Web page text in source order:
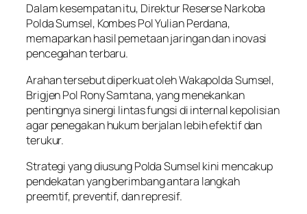
Dalam kesempatan itu, Direktur Reserse Narkoba
Polda Sumsel, Kombes Pol Yulian Perdana,
memaparkan hasil pemetaan jaringan dan inovasi
pencegahan terbaru.
Arahan tersebut diperkuat oleh Wakapolda Sumsel,
Brigjen Pol Rony Samtana, yang menekankan
pentingnya sinergi lintas fungsi di internal kepolisian
agar penegakan hukum berjalan lebih efektif dan
terukur.
Strategi yang diusung Polda Sumsel kini mencakup
pendekatan yang berimbang antara langkah
preemtif, preventif, dan represif.